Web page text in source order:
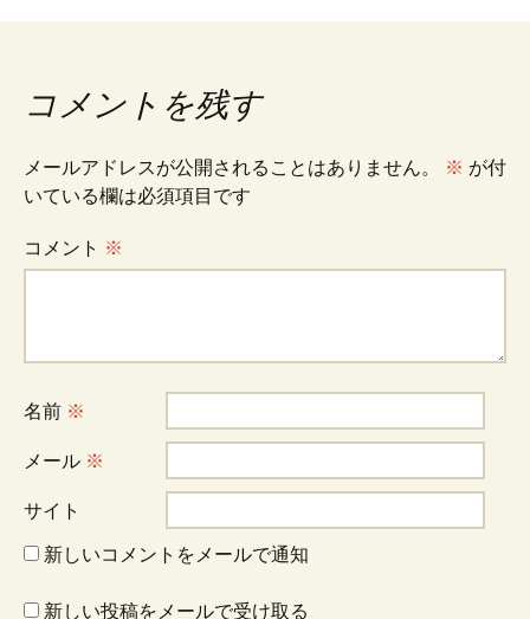
稿
ナ
ビ
ゲ
シ
ョ
ン
コメントを残す
メールアドレスが公開されることはありません。 ※ が付
いている欄は必須項目です
コメント ※
名前 ※
メール ※
サイト
新しいコメントをメールで通知
新しい投稿をメールで受け取る